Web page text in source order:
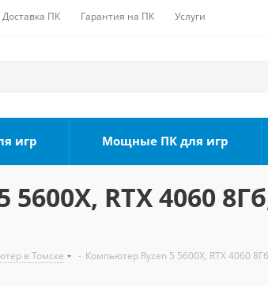
Доставка ПК Гарантия на ПК Услуги
игр Мощные ПК для игр
RTX 4060
в Томске - Компьютер Ryzen 5 5600X, RTX 4060